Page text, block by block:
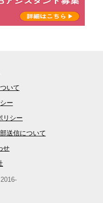
いて
ー
リシー
送信について
せ